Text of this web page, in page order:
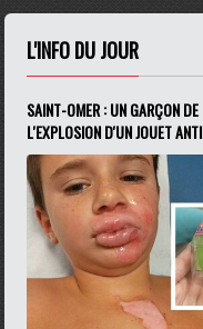
L'INFO DU JOUR
SAINT-OMER : UN GARÇON
L'EXPLOSION D'UN JOUET